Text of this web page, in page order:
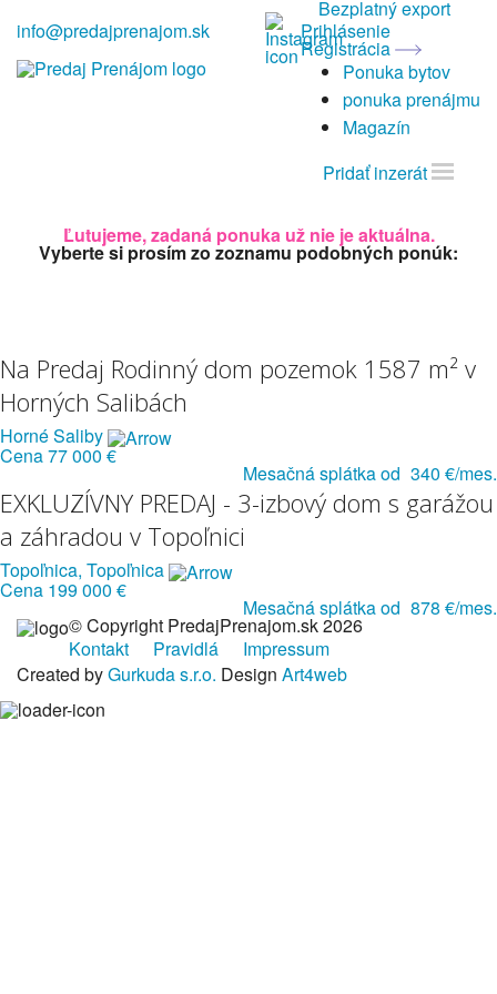
info@predajprenajom.sk
Bezplatný export
Prihlásenie
Registrácia
Ponuka bytov
ponuka prenájmu
Magazín
Pridať inzerát
Ľutujeme, zadaná ponuka už nie je aktuálna.
Vyberte si prosím zo zoznamu podobných ponúk:
Na Predaj Rodinný dom pozemok 1587 m² v
Horných Salibách
Horné Saliby
Cena77 000 €
Mesačná splátka od 340 €/mes.
EXKLUZÍVNY PREDAJ - 3-izbový dom s garážou
a záhradou v Topoľnici
Topoľnica, Topoľnica
Cena 199 000 €
Mesačná splátka od 878 €/mes.
© Copyright PredajPrenajom.sk 2026
Kontakt
Pravidlá
Impressum
Created byGurkuda s.r.o. Design Art4web